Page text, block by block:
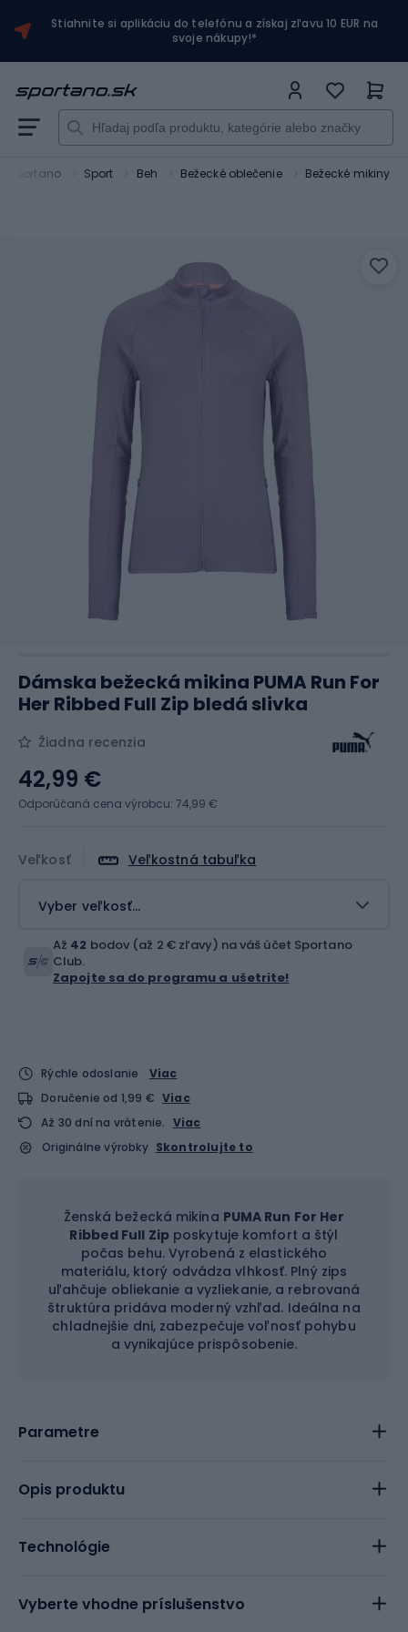
Stiahnite si aplikáciu do telefónu a získaj zľavu 10 EUR na
svoje nákupy!*
Sportano Sport Beh Bežecké oblečenie Bežecké mikiny
Dámska bežecká mikina PUMA Run For
Her Ribbed Full Zip bledá slivka
Žiadna recenzia
Veľkosť Veľkostná tabuľka
Vyber veľkosť...
42,99 €
Odporúčaná cena výrobcu: 74,99 €
Až 42 bodov (až 2 € zľavy) na váš účet Sportano
Club.
Zapojte sa do programu a ušetrite!
Rýchle odoslanie
Viac
Doručenie od 1,99 € Viac
Až 30 dní na vrátenie. Viac
Originálne výrobky Skontrolujte to
Ženská bežecká mikina PUMA Run For Her
Ribbed Full Zipposkytuje komfort a štýl
počas behu. Vyrobená z elastického
materiálu, ktorý odvádza vlhkosť. Plný zips
uľahčuje obliekanie a vyzliekanie, a rebrovaná
štruktúra pridáva moderný vzhľad. Ideálna na
chladnejšie dni, zabezpečuje voľnosť pohybu
a vynikajúce prispôsobenie.
Parametre
Opis produktu
Technológie
Vyberte vhodne príslušenstvo